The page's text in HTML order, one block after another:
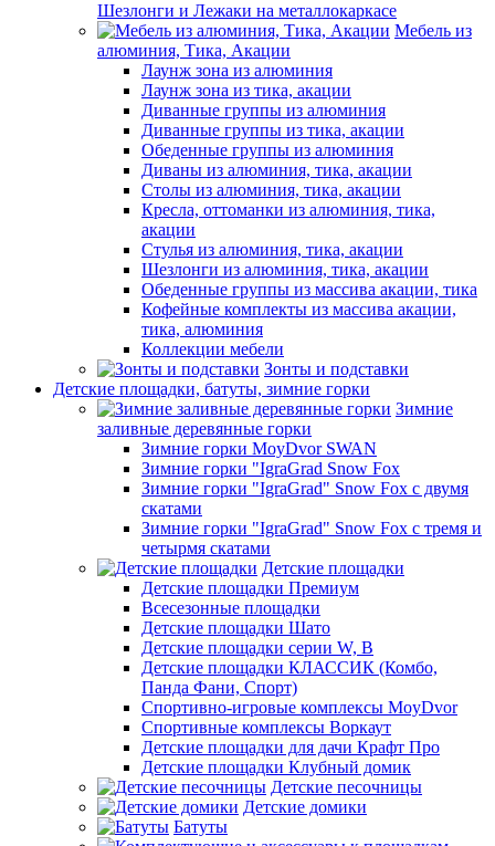
Шезлонги и Лежаки на металлокаркасе
Мебель из
алюминия, Тика, Акации
Лаунж зона из алюминия
Лаунж зона из тика, акации
Диванные группы из алюминия
Диванные группы из тика, акации
Обеденные группы из алюминия
Диваны из алюминия, тика, акации
Столы из алюминия, тика, акации
Кресла, оттоманки из алюминия, тика,
акации
Стулья из алюминия, тика, акации
Шезлонги из алюминия, тика, акации
Обеденные группы из массива акации, тика
Кофейные комплекты из массива акации,
тика, алюминия
Коллекции мебели
Зонты и подставки
Детские площадки, батуты, зимние горки
Зимние
заливные деревянные горки
Зимние горки MoyDvor SWAN
Зимние горки "IgraGrad Snow Fox
Зимние горки "IgraGrad" Snow Fox с двумя
скатами
Зимние горки "IgraGrad" Snow Fox с тремя и
четырмя скатами
Детские площадки
Детские площадки Премиум
Всесезонные площадки
Детские площадки Шато
Детские площадки серии W, В
Детские площадки КЛАССИК (Комбо,
Панда Фани, Спорт)
Спортивно-игровые комплексы MoyDvor
Спортивные комплексы Воркаут
Детские площадки для дачи Крафт Про
Детские площадки Клубный домик
Детские песочницы
Детские домики
Батуты